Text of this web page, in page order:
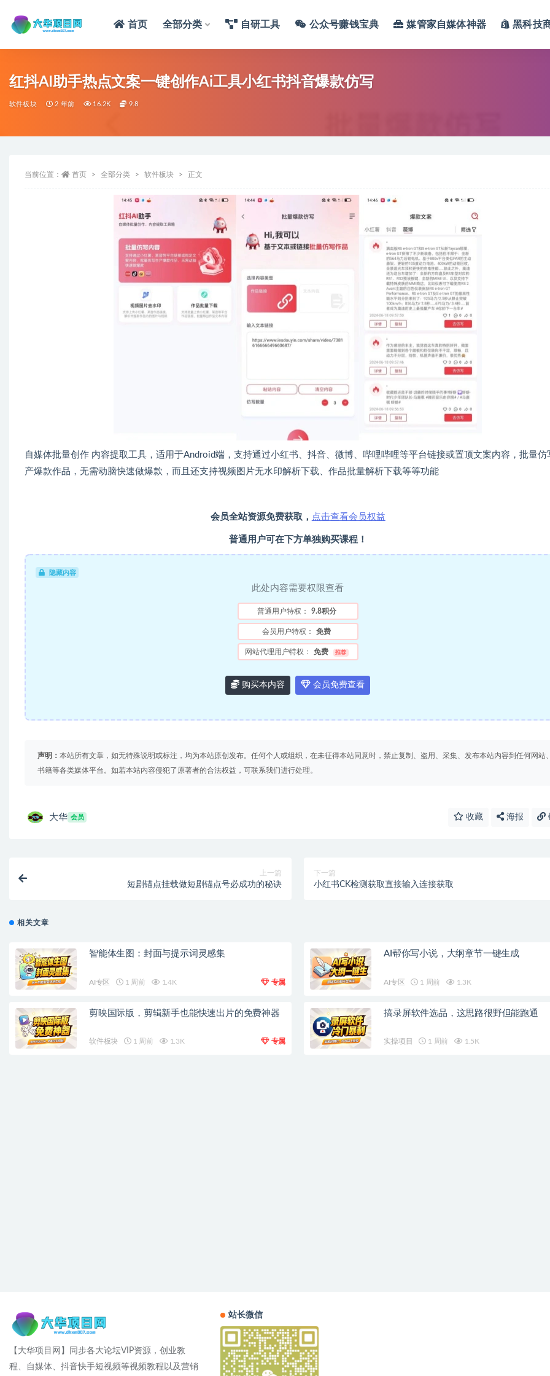
首页 全部分类 自研工具 公众号赚钱宝典 媒管家自媒体神器 黑科技
红抖AI助手热点文案一键创作Ai工具小红书抖音爆款仿写
软件板块 2 年前 16.2K 9.8
当前位置： 首页 全部分类 软件板块 正文
自媒体批量创作 内容提取工具，适用于Android端，支持通过小红书、抖音、微博、哔哩哔哩等平台链接或置顶文案内容，批量仿
产爆款作品，无需动脑快速做爆款，而且还支持视频图片无水印解析下载、作品批量解析下载等等功能
会员全站资源免费获取， 点击查看会员权益
普通用户可在下方单独购买课程！
隐藏内容
此处内容需要权限查看
普通用户特权： 9.8积分
会员用户特权： 免费
网站代理用户特权： 免费 推荐
购买本内容 会员免费查看
声明： 本站所有文章，如无特殊说明或标注，均为本站原创发布。任何个人或组织，在未征得本站同意时，禁止复制、盗用、采集、发布本站内容到任何网站
书籍等各类媒体平台。如若本站内容侵犯了原著者的合法权益，可联系我们进行处理。
大华 会员 收藏 海报
上一篇
短剧锚点挂载做短剧锚点号必成功的秘诀
下一篇
小红书CK检测获取直接输入连接获取
相关文章
智能体生图：封面与提示词灵感集
AI专区 1 周前 1.4K 专属
AI帮你写小说，大纲章节一键生成
AI专区 1 周前 1.3K
剪映国际版，剪辑新手也能快速出片的免费神器
软件板块 1 周前 1.3K 专属
搞录屏软件选品，这思路很野但能跑通
实操项目 1 周前 1.5K
【大华项目网】同步各大论坛VIP资源，创业教
程、自媒体、抖音快手短视频等视频教程以及营销
站长微信